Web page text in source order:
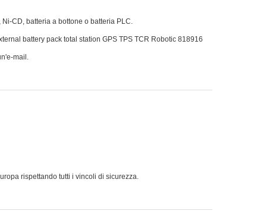
CD, batteria a bottone o batteria PLC.
battery pack total station GPS TPS TCR Robotic 818916
mail.
rispettando tutti i vincoli di sicurezza.